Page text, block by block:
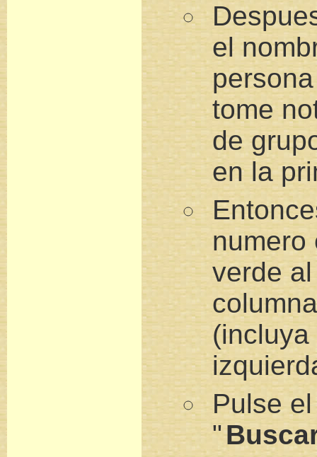
el
tome
de
en la
numero
verde
Pulse
"